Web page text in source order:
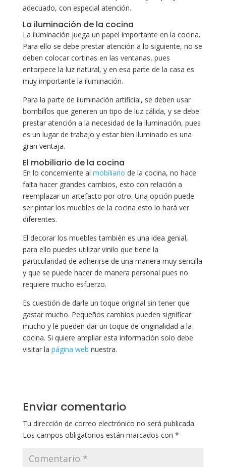
adecuado, con especial atención.
La iluminación de la cocina
La iluminación juega un papel importante en la cocina.
Para ello se debe prestar atención a lo siguiente, no se
deben colocar cortinas en las ventanas, pues
entorpece la luz natural, y en esa parte de la casa es
muy importante la iluminación.
Para la parte de iluminación artificial, se deben usar
bombillos que generen un tipo de luz cálida, y se debe
prestar atención a la necesidad de la iluminación, pues
es un lugar de trabajo y estar bien iluminado es una
gran ventaja.
El mobiliario de la cocina
En lo concerniente al mobiliario de la cocina, no hace
falta hacer grandes cambios, esto con relación a
reemplazar un artefacto por otro. Una opción puede
ser pintar los muebles de la cocina esto lo hará ver
diferentes.
El decorar los muebles también es una idea genial,
para ello puedes utilizar vinilo que tiene la
particularidad de adherirse de una manera muy sencilla
y que se puede hacer de manera personal pues no
requiere mucho esfuerzo.
Es cuestión de darle un toque original sin tener que
gastar mucho. Pequeños cambios pueden significar
mucho y le pueden dar un toque de originalidad a la
cocina. Si quiere ampliar esta información solo debe
visitar la página web nuestra.
Enviar comentario
Tu dirección de correo electrónico no será publicada.
Los campos obligatorios están marcados con *